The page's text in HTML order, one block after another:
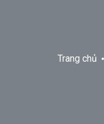
Trang chủ